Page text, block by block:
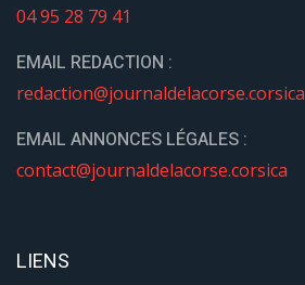
04 95 28 79 41
EMAIL REDACTION :
redaction@journaldelacorse.corsica
EMAIL ANNONCES LÉGALES :
contact@journaldelacorse.corsica
LIENS